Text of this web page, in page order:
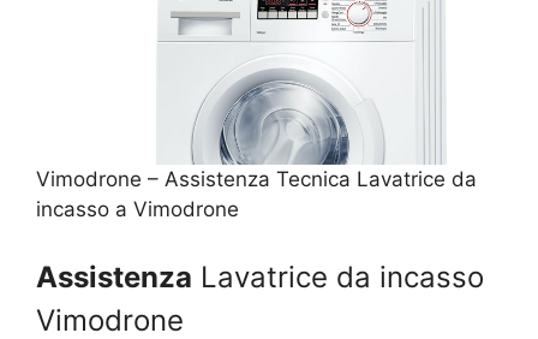
Vimodrone – Assistenza Tecnica Lavatrice da
incasso a Vimodrone
Assistenza Lavatrice da incasso
Vimodrone